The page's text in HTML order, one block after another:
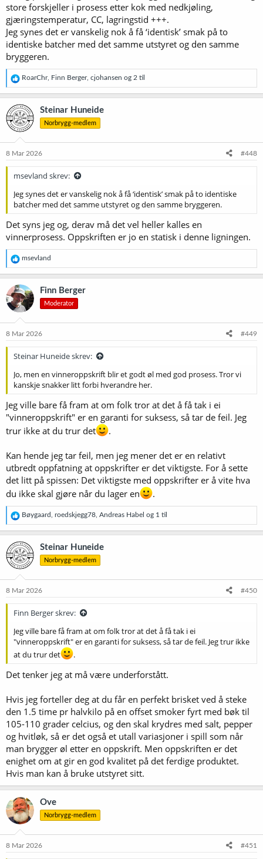
store forskjeller i prosess etter kok med nedkjøling,
gjæringstemperatur, CC, lagringstid +++.
Jeg synes det er vanskelig nok å få ‘identisk’ smak på to
identiske batcher med det samme utstyret og den samme
bryggeren.
R
e
a
k
s
j
o
e
RoarChr, Finn Berger, cjohansen og 2 til
Steinar Huneide
Norbrygg-medlem
8 Mar 2026 #448
msevland skrev:
Jeg synes det er vanskelig nok å få ‘identisk’ smak på to identiske
batcher med det samme utstyret og den samme bryggeren.
Det syns jeg og, derav må det vel heller kalles en
vinnerprosess. Oppskriften er jo en statisk i denne ligningen.
R
e
a
k
s
j
o
e
msevland
Finn Berger
Moderator
8 Mar 2026 #449
Steinar Huneide skrev:
Jo, men en vinneroppskrift blir et godt øl med god prosess. Tror vi
kanskje snakker litt forbi hverandre her.
Jeg ville bare få fram at om folk tror at det å få tak i ei
"vinneroppskrift" er en garanti for suksess, så tar de feil. Jeg
trur ikke at du trur det
.
Kan hende jeg tar feil, men jeg mener det er en relativt
utbredt oppfatning at oppskrifter er det viktigste. For å sette
det litt på spissen: Det viktigste med oppskrifter er å vite hva
du ikke skal gjøre når du lager en
.
R
e
a
k
s
j
o
e
Bøygaard roedskjegg78 Andreas Habel og 1 til
Steinar Huneide
Norbrygg-medlem
8 Mar 2026 #450
Finn Berger skrev:
Jeg ville bare få fram at om folk tror at det å få tak i ei
"vinneroppskrift" er en garanti for suksess, så tar de feil. Jeg trur ikke
at du trur det
.
Det tenker jeg at må være underforstått.
Hvis jeg forteller deg at du får en perfekt brisket ved å steke
den 1.5 time pr halvkilo på en offset smoker fyrt med bøk til
105-110 grader celcius, og den skal krydres med salt, pepper
og hvitløk, så er det også et utall variasjoner i spill som når
man brygger øl etter en oppskrift. Men oppskriften er det
enighet om at gir en god kvalitet på det ferdige produktet.
Hvis man kan å bruke utstyret sitt.
Ove
Norbrygg-medlem
8 Mar 2026 #451